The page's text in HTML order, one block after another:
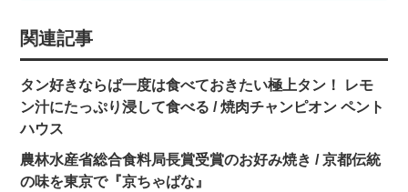
関連記事
タン好きならば一度は食べておきたい極上タン！ レモ
ン汁にたっぷり浸して食べる / 焼肉チャンピオン ペント
ハウス
農林水産省総合食料局長賞受賞のお好み焼き / 京都伝統
の味を東京で『京ちゃばな』